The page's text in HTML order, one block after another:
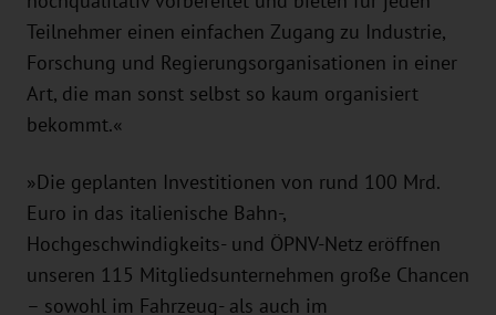
Teilnehmer einen einfachen Zugang zu Industrie,
Forschung und Regierungsorganisationen in einer
Art, die man sonst selbst so kaum organisiert
bekommt.«
»Die geplanten Investitionen von rund 100 Mrd.
Euro in das italienische Bahn-,
Hochgeschwindigkeits- und ÖPNV-Netz eröffnen
unseren 115 Mitgliedsunternehmen große Chancen
– sowohl im Fahrzeug- als auch im